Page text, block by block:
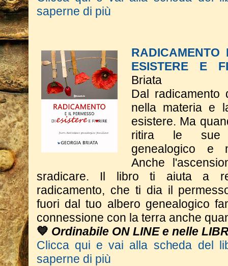
saperne di più
ESISTERE E
Briata
Dal radicamento
nella materia e
esistere. Ma
ritira le sue
genealogico e
Anche
sradicare. Il libro ti aiuta a
radicamento, che ti dia il
fuori dal tuo albero genealogico
connessione con la terra anche
💙 Ordinabile ON LINE e nelle
Clicca qui e vai alla scheda del
saperne di più